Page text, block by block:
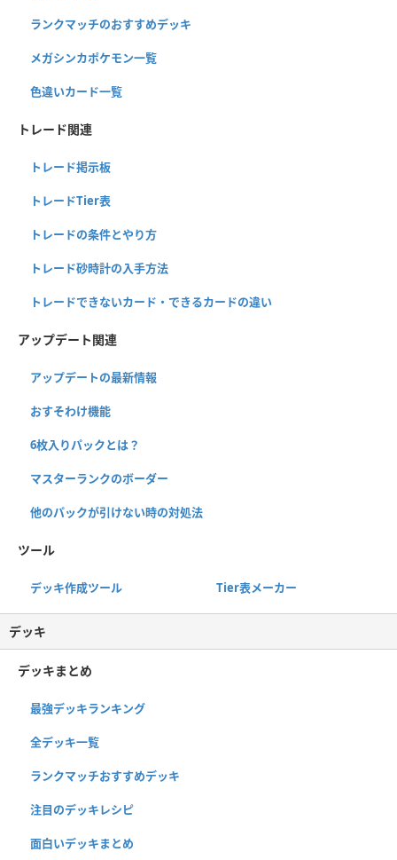
ランクマッチのおすすめデッキ
メガシンカポケモン一覧
色違いカード一覧
トレード関連
トレード掲示板
トレードTier表
トレードの条件とやり方
トレード砂時計の入手方法
トレードできないカード・できるカードの違い
アップデート関連
アップデートの最新情報
おすそわけ機能
6枚入りパックとは？
マスターランクのボーダー
他のパックが引けない時の対処法
ツール
デッキ作成ツール Tier表メーカー
デッキ
デッキまとめ
最強デッキランキング
全デッキ一覧
ランクマッチおすすめデッキ
注目のデッキレシピ
面白いデッキまとめ